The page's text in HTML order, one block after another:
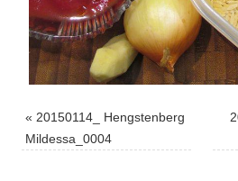
« 20150114_ Hengstenberg
Mildessa_0004